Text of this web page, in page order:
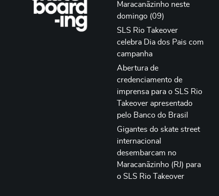
Maracanãzinho neste
domingo (09)
SLS Rio Takeover
celebra Dia dos Pais com
campanha
Abertura de
credenciamento de
imprensa para o SLS Rio
Takeover apresentado
pelo Banco do Brasil
Gigantes do skate street
internacional
desembarcam no
Maracanãzinho (RJ) para
o SLS Rio Takeover